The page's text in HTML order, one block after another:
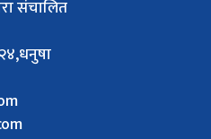
संचालित